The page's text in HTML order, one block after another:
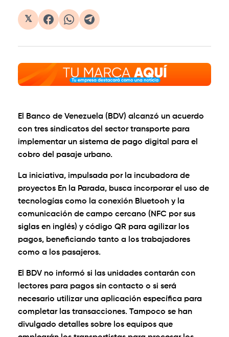
𝕏
El Banco de Venezuela (BDV) alcanzó un acuerdo
con tres sindicatos del sector transporte para
implementar un sistema de pago digital para el
cobro del pasaje urbano.
La iniciativa, impulsada por la incubadora de
proyectos En la Parada, busca incorporar el uso de
tecnologías como la conexión Bluetooh y la
comunicación de campo cercano (NFC por sus
siglas en inglés) y código QR para agilizar los
pagos, beneficiando tanto a los trabajadores
como a los pasajeros.
El BDV no informó si las unidades contarán con
lectores para pagos sin contacto o si será
necesario utilizar una aplicación específica para
completar las transacciones. Tampoco se han
divulgado detalles sobre los equipos que